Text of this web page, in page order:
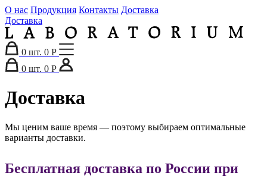
О нас Продукция Контакты Доставка
Доставка
0 шт. 0 Р
0 шт. 0 Р
Доставка
Мы ценим ваше время — поэтому выбираем оптимальные
варианты доставки.
Бесплатная доставка по России при